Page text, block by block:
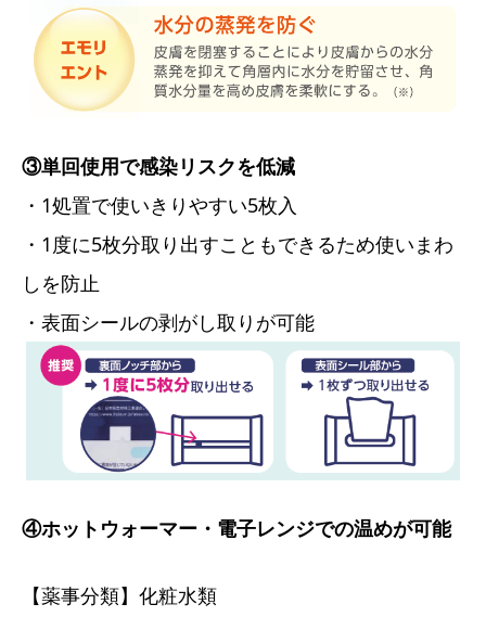
③単回使用で感染リスクを低減
・1処置で使いきりやすい5枚入
・1度に5枚分取り出すこともできるため使いまわ
しを防止
・表面シールの剥がし取りが可能
④ホットウォーマー・電子レンジでの温めが可能
【薬事分類】化粧水類